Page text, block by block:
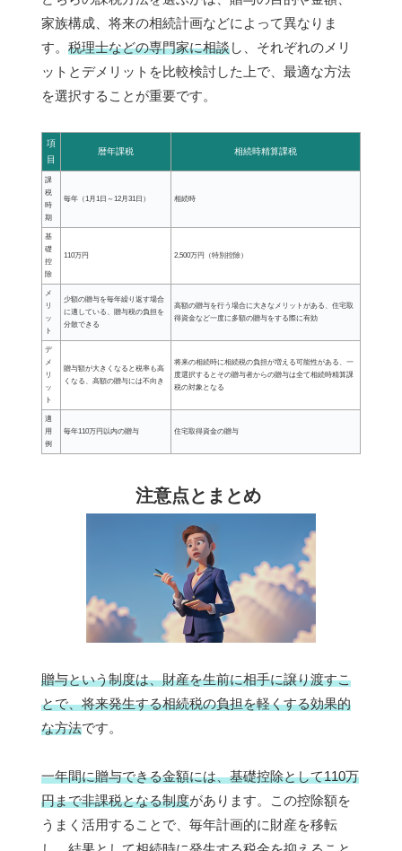
家族構成、将来の相続計画などによって異なりま
す。 税理士などの専門家に相談し、それぞれのメリ
ットとデメリットを比較検討した上で、最適な方法
を選択することが重要です。
項
目
暦年課税 相続時精算課税
課
税
時
期
毎年（1月1日～12月31日） 相続時
基
礎
控
除
110万円 2,500万円（特別控除）
メ
リ
ッ
ト
少額の贈与を毎年繰り返す場合
に適している、贈与税の負担を
分散できる
高額の贈与を行う場合に大きなメリットがある、住宅取
得資金など一度に多額の贈与をする際に有効
デ
メ
リ
ッ
ト
贈与額が大きくなると税率も高
くなる、高額の贈与には不向き
将来の相続時に相続税の負担が増える可能性がある、一
度選択するとその贈与者からの贈与は全て相続時精算課
税の対象となる
適
用
例
毎年110万円以内の贈与 住宅取得資金の贈与
注意点とまとめ
贈与という制度は、財産を生前に相手に譲り渡すこ
とで、将来発生する相続税の負担を軽くする効果的
な方法です。
一年間に贈与できる金額には、基礎控除として110万
円まで非課税となる制度があります。この控除額を
うまく活用することで、毎年計画的に財産を移転